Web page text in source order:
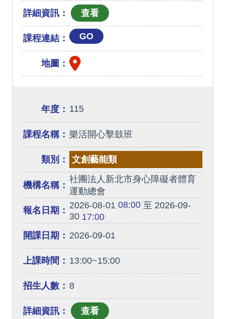
詳細資訊：
課程連結： GO
地圖：
年度： 115
課程名稱： 樂活開心擊鼓班
類別： 文創藝能類
機構名稱：
社團法人新北市身心障礙者體育
運動總會
報名日期： 2026-08-01 08:00至 2026-09-
3017:00
開課日期： 2026-09-01
上課時間： 13:00~15:00
招生人數： 8
詳細資訊：